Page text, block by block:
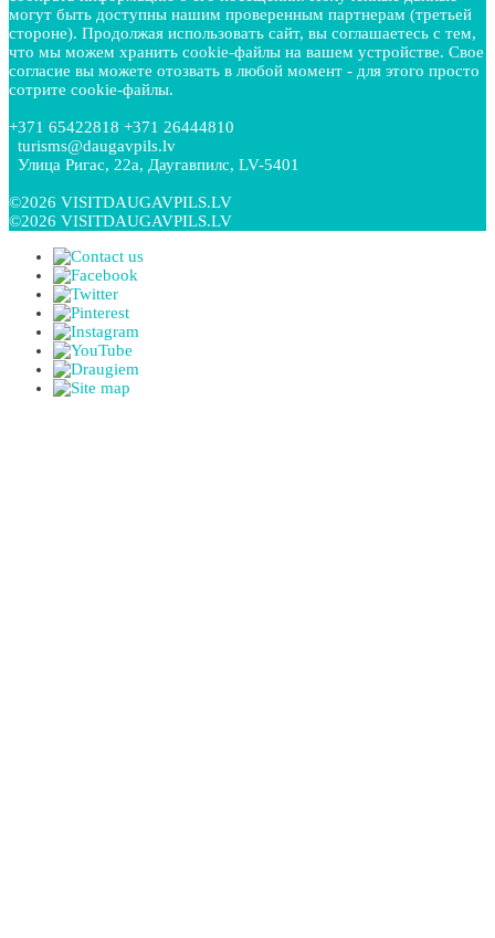
могут быть доступны нашим проверенным партнерам (третьей
стороне). Продолжая использовать сайт, вы соглашаетесь с тем,
что мы можем хранить cookie-файлы на вашем устройстве. Свое
согласие вы можете отозвать в любой момент - для этого просто
сотрите cookie-файлы.
+371 65422818 +371 26444810
turisms@daugavpils.lv
Улица Ригас, 22a, Даугавпилс, LV-5401
©2026 VISITDAUGAVPILS.LV
©2026 VISITDAUGAVPILS.LV